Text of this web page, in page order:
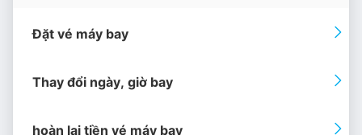
Đặt vé máy bay
Thay đổi ngày, giờ bay
hoàn lại tiền vé máy bay